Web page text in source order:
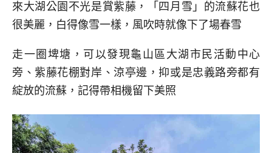
來大湖公園不光是賞紫藤，「四月雪」的流蘇花也
很美麗，白得像雪一樣，風吹時就像下了場春雪
走一圈埤塘，可以發現龜山區大湖市民活動中心
旁、紫藤花棚對岸、涼亭邊，抑或是忠義路旁都有
綻放的流蘇，記得帶相機留下美照